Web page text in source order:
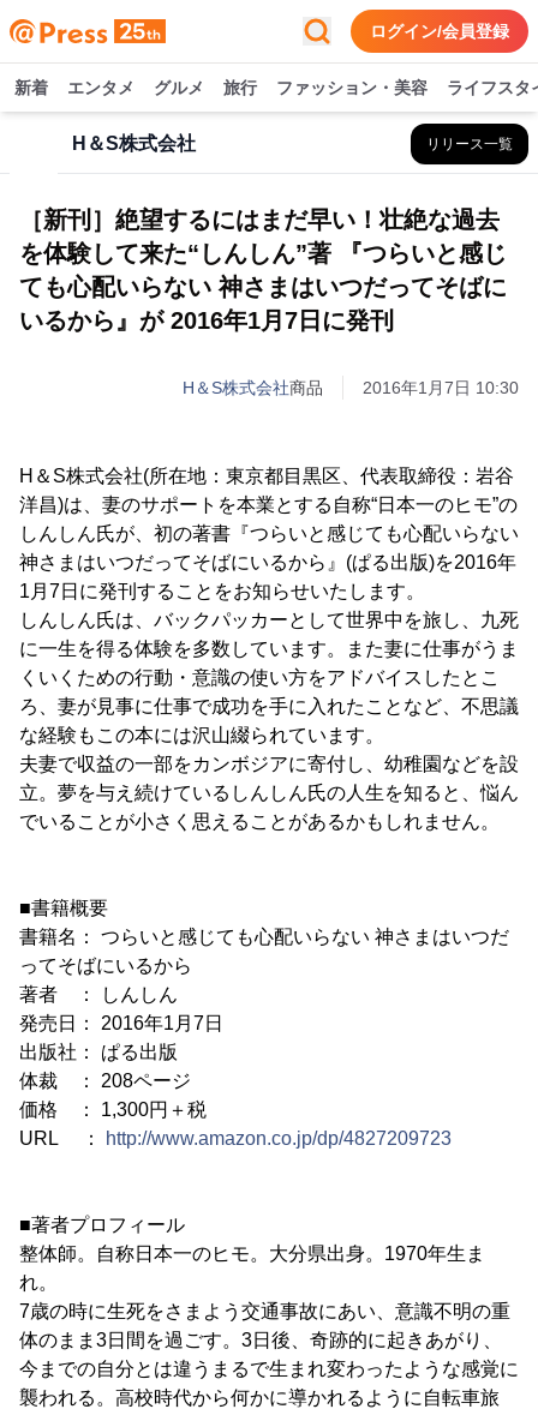
ログイン/会員登録
新着 エンタメ グルメ 旅行 ファッション・美容 ライフスタ
H＆S株式会社 リリース一覧
［新刊］絶望するにはまだ早い！壮絶な過去
を体験して来た“しんしん”著 『つらいと感じ
ても心配いらない 神さまはいつだってそばに
いるから』が 2016年1月7日に発刊
H＆S株式会社商品 2016年1月7日 10:30
H＆S株式会社(所在地：東京都目黒区、代表取締役：岩谷
洋昌)は、妻のサポートを本業とする自称“日本一のヒモ”の
しんしん氏が、初の著書『つらいと感じても心配いらない
神さまはいつだってそばにいるから』(ぱる出版)を2016年
1月7日に発刊することをお知らせいたします。
しんしん氏は、バックパッカーとして世界中を旅し、九死
に一生を得る体験を多数しています。また妻に仕事がうま
くいくための行動・意識の使い方をアドバイスしたとこ
ろ、妻が見事に仕事で成功を手に入れたことなど、不思議
な経験もこの本には沢山綴られています。
夫妻で収益の一部をカンボジアに寄付し、幼稚園などを設
立。夢を与え続けているしんしん氏の人生を知ると、悩ん
でいることが小さく思えることがあるかもしれません。
■書籍概要
書籍名： つらいと感じても心配いらない 神さまはいつだ
ってそばにいるから
著者 ： しんしん
発売日： 2016年1月7日
出版社： ぱる出版
体裁 ： 208ページ
価格 ： 1,300円＋税
URL ：
http://www.amazon.co.jp/dp/4827209723
■著者プロフィール
整体師。自称日本一のヒモ。大分県出身。1970年生ま
れ。
7歳の時に生死をさまよう交通事故にあい、意識不明の重
体のまま3日間を過ごす。3日後、奇跡的に起きあがり、
今までの自分とは違うまるで生まれ変わったような感覚に
襲われる。高校時代から何かに導かれるように自転車旅